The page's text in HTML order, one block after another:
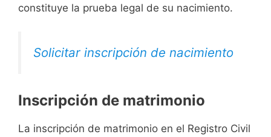
constituye la prueba legal de su nacimiento.
Solicitar inscripción de nacimiento
Inscripción de matrimonio
La inscripción de matrimonio en el Registro Civil